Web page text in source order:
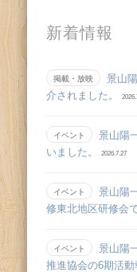
新着情報
掲載・放映
景山
介されました。
イベント
景山陽
いました。
2026.7.27
イベント
景山陽
修東北地区研修会
イベント
景山陽
推進協会の6期活動